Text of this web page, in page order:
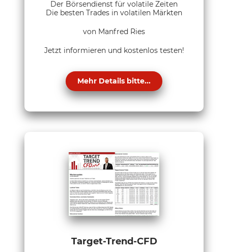
Der Börsendienst für volatile Zeiten
Die besten Trades in volatilen Märkten
von Manfred Ries
Jetzt informieren und kostenlos testen!
Mehr Details bitte...
Target-Trend-CFD